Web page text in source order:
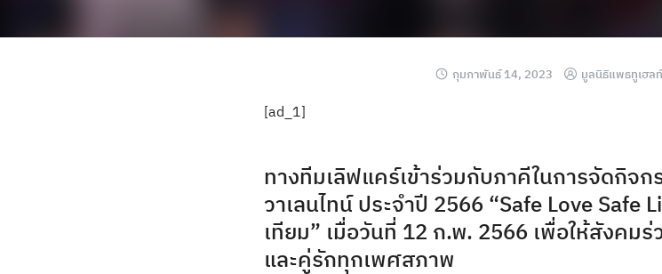
กุมภาพันธ์ 14, 2023 มูลนิธิแพธทูเฮลท์
[ad_1]
ทางทีมเลิฟแคร์เข้าร่วมกับภาคีในการจัดกิจ
วาเลนไทน์ ประจำปี 2566 “Safe Love Safe
เทียม” เมื่อวันที่ 12 ก.พ. 2566 เพื่อให้สังคม
และคู่รักทุกเพศสภาพ